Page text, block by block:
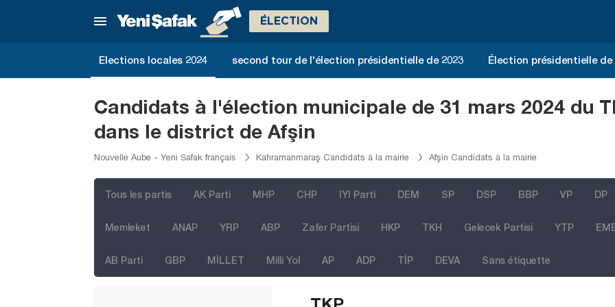
ÉLECTION
Elections locales 2024 second tour de l'élection présidentielle de 2023 Élection présidentielle de
Candidats à l'élection municipale de 31 mars 2024 du
dans le district de Afşin
Nouvelle Aube - Yeni Safak français Kahramanmaraş Candidats à la mairie Afşin Candidats à la mairie
Tous les partis AK Parti MHP CHP IYI Parti DEM SP DSP BBP VP DP
Memleket ANAP YRP ABP Zafer Partisi HKP TKH Gelecek Partisi YTP
AB Parti GBP MİLLET Milli Yol AP ADP TİP DEVA Sans étiquette
Edirne
Gümüşhane
Iğdır